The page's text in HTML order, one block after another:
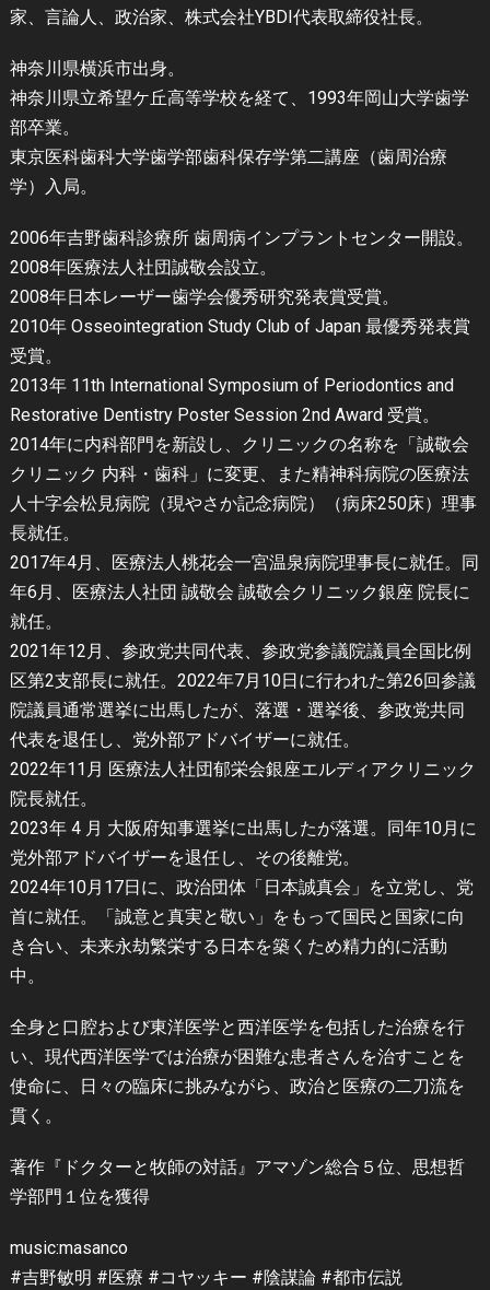
家、言論人、政治家、株式会社YBDI代表取締役社長。
神奈川県横浜市出身。
神奈川県立希望ケ丘高等学校を経て、1993年岡山大学歯学
部卒業。
東京医科歯科大学歯学部歯科保存学第二講座（歯周治療
学）入局。
2006年吉野歯科診療所 歯周病インプラントセンター開設。
2008年医療法人社団誠敬会設立。
2008年日本レーザー歯学会優秀研究発表賞受賞。
2010年 Osseointegration Study Club of Japan 最優秀発表賞
受賞。
2013年 11th International Symposium of Periodontics and
Restorative Dentistry Poster Session 2nd Award 受賞。
2014年に内科部門を新設し、クリニックの名称を「誠敬会
クリニック 内科・歯科」に変更、また精神科病院の医療法
人十字会松見病院（現やさか記念病院）（病床250床）理事
長就任。
2017年4月、医療法人桃花会一宮温泉病院理事長に就任。同
年6月、医療法人社団 誠敬会 誠敬会クリニック銀座 院長に
就任。
2021年12月、参政党共同代表、参政党参議院議員全国比例
区第2支部長に就任。2022年7月10日に行われた第26回参議
院議員通常選挙に出馬したが、落選・選挙後、参政党共同
代表を退任し、党外部アドバイザーに就任。
2022年11月 医療法人社団郁栄会銀座エルディアクリニック
院長就任。
2023年 4 月 大阪府知事選挙に出馬したが落選。同年10月に
党外部アドバイザーを退任し、その後離党。
2024年10月17日に、政治団体「日本誠真会」を立党し、党
首に就任。「誠意と真実と敬い」をもって国民と国家に向
き合い、未来永劫繁栄する日本を築くため精力的に活動
中。
全身と口腔および東洋医学と西洋医学を包括した治療を行
い、現代西洋医学では治療が困難な患者さんを治すことを
使命に、日々の臨床に挑みながら、政治と医療の二刀流を
貫く。
著作『ドクターと牧師の対話』アマゾン総合５位、思想哲
学部門１位を獲得
music:masanco
#吉野敏明 #医療 #コヤッキー #陰謀論 #都市伝説